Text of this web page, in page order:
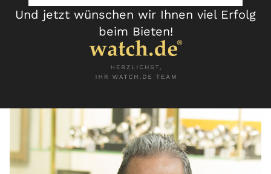
Und jetzt wünschen wir Ihnen viel Erfolg
beim Bieten!